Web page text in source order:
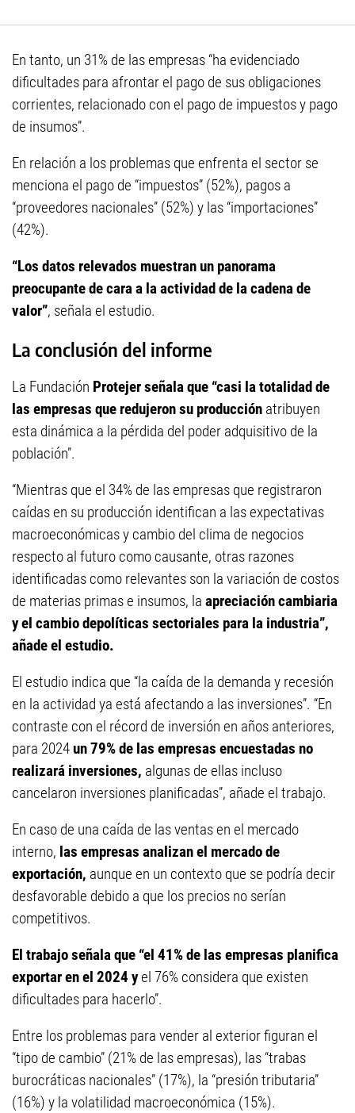
En tanto, un 31% de las empresas “ha evidenciado
dificultades para afrontar el pago de sus obligaciones
corrientes, relacionado con el pago de impuestos y pago
de insumos”.
En relación a los problemas que enfrenta el sector se
menciona el pago de “impuestos” (52%), pagos a
“proveedores nacionales” (52%) y las “importaciones”
(42%).
“Los datos relevados muestran un panorama
preocupante de cara a la actividad de la cadena de
valor”, señala el estudio.
La conclusión del informe
La Fundación Protejer señala que “casi la totalidad de
las empresas que redujeron su producción atribuyen
esta dinámica a la pérdida del poder adquisitivo de la
población”.
“Mientras que el 34% de las empresas que registraron
caídas en su producción identifican a las expectativas
macroeconómicas y cambio del clima de negocios
respecto al futuro como causante, otras razones
identificadas como relevantes son la variación de costos
de materias primas e insumos, la apreciación cambiaria
y el cambio depolíticas sectoriales para la industria”,
añade el estudio.
El estudio indica que “la caída de la demanda y recesión
en la actividad ya está afectando a las inversiones”. “En
contraste con el récord de inversión en años anteriores,
para 2024un 79% de las empresas encuestadas no
realizará inversiones, algunas de ellas incluso
cancelaron inversiones planificadas”, añade el trabajo.
En caso de una caída de las ventas en el mercado
interno, las empresas analizan el mercado de
exportación, aunque en un contexto que se podría decir
desfavorable debido a que los precios no serían
competitivos.
El trabajo señala que “el 41% de las empresas planifica
exportar en el 2024 yel 76% considera que existen
dificultades para hacerlo”.
Entre los problemas para vender al exterior figuran el
“tipo de cambio” (21% de las empresas), las “trabas
burocráticas nacionales” (17%), la “presión tributaria”
(16%) y la volatilidad macroeconómica (15%).